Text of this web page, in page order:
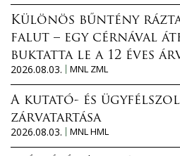
Különös bűntény
falut – egy cérnával
buktatta le a 12 éves
2026.08.03.
MNL ZML
A kutató- és
zárvatartása
2026.08.03.
MNL HML